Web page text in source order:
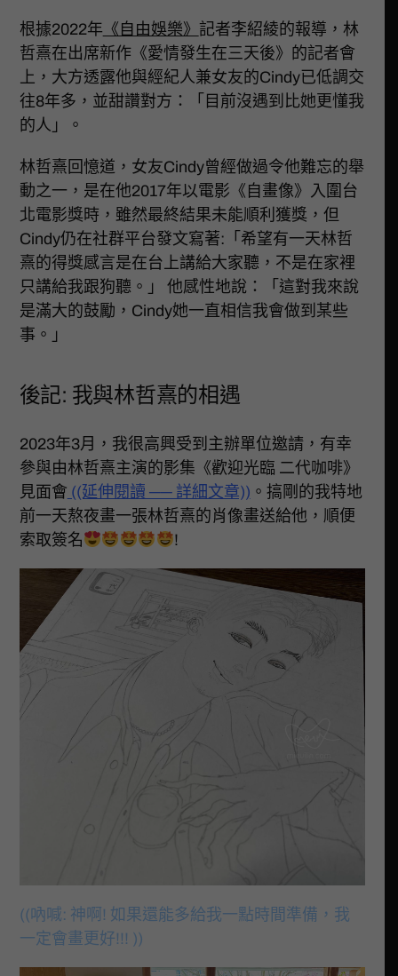
根據2022年 《自由娛樂》 記者李紹綾的報導，林
哲熹在出席新作《愛情發生在三天後》的記者會
上，大方透露他與經紀人兼女友的Cindy已低調交
往8年多，並甜讚對方：「目前沒遇到比她更懂我
的人」。
林哲熹回憶道，女友Cindy曾經做過令他難忘的舉
動之一，是在他2017年以電影《自畫像》入圍台
北電影獎時，雖然最終結果未能順利獲獎，但
Cindy仍在社群平台發文寫著:「希望有一天林哲
熹的得獎感言是在台上講給大家聽，不是在家裡
只講給我跟狗聽。」 他感性地說：「這對我來說
是滿大的鼓勵，Cindy她一直相信我會做到某些
事。」
後記: 我與林哲熹的相遇
2023年3月，我很高興受到主辦單位邀請，有幸
參與由林哲熹主演的影集《歡迎光臨 二代咖啡》
見面會 ((延伸閱讀 ── 詳細文章)) 。搞剛的我特地
前一天熬夜畫一張林哲熹的肖像畫送給他，順便
索取簽名
!
((吶喊: 神啊! 如果還能多給我一點時間準備，我
一定會畫更好!!! ))